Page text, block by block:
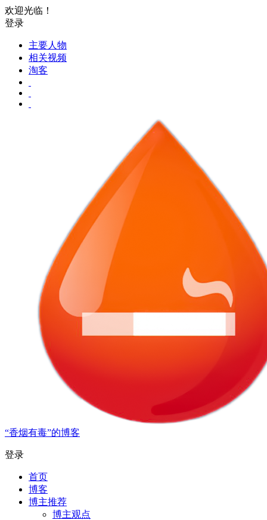
欢迎光临！
登录
主要人物
相关视频
淘客
“香烟有毒”的博客
登录
首页
博客
博主推荐
博主观点